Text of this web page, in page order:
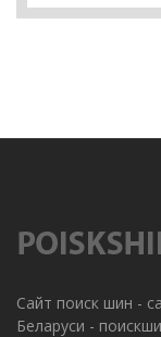
Сайт поиск шин -
Беларуси -